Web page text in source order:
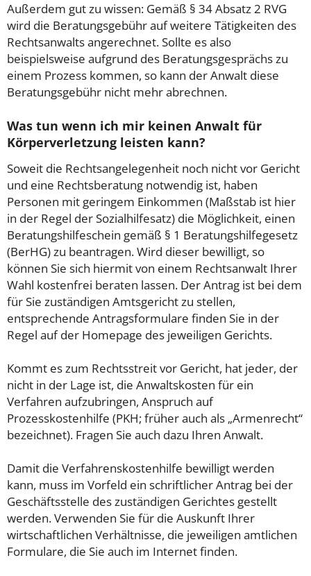
Außerdem gut zu wissen: Gemäß § 34 Absatz 2 RVG
wird die Beratungsgebühr auf weitere Tätigkeiten des
Rechtsanwalts angerechnet. Sollte es also
beispielsweise aufgrund des Beratungsgesprächs zu
einem Prozess kommen, so kann der Anwalt diese
Beratungsgebühr nicht mehr abrechnen.
Was tun wenn ich mir keinen Anwalt für
Körperverletzung leisten kann?
Soweit die Rechtsangelegenheit noch nicht vor Gericht
und eine Rechtsberatung notwendig ist, haben
Personen mit geringem Einkommen (Maßstab ist hier
in der Regel der Sozialhilfesatz) die Möglichkeit, einen
Beratungshilfeschein gemäß § 1 Beratungshilfegesetz
(BerHG) zu beantragen. Wird dieser bewilligt, so
können Sie sich hiermit von einem Rechtsanwalt Ihrer
Wahl kostenfrei beraten lassen. Der Antrag ist bei dem
für Sie zuständigen Amtsgericht zu stellen,
entsprechende Antragsformulare finden Sie in der
Regel auf der Homepage des jeweiligen Gerichts.
Kommt es zum Rechtsstreit vor Gericht, hat jeder, der
nicht in der Lage ist, die Anwaltskosten für ein
Verfahren aufzubringen, Anspruch auf
Prozesskostenhilfe (PKH; früher auch als „Armenrecht“
bezeichnet). Fragen Sie auch dazu Ihren Anwalt.
Damit die Verfahrenskostenhilfe bewilligt werden
kann, muss im Vorfeld ein schriftlicher Antrag bei der
Geschäftsstelle des zuständigen Gerichtes gestellt
werden. Verwenden Sie für die Auskunft Ihrer
wirtschaftlichen Verhältnisse, die jeweiligen amtlichen
Formulare, die Sie auch im Internet finden.